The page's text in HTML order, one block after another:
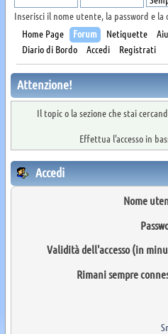
Inserisci il nome utente, la password e la
Home Page
Forum Netiquette
Diario di Bordo
Accedi Registrati
Attenzione!
Il topic o la sezione che stai
Effettua l'accesso in
Accedi
Nome
Validità dell'accesso (in
Rimani sempre